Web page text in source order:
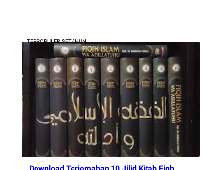
TERPOPULER SETAHUN